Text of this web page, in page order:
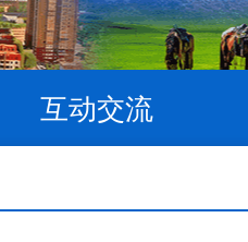
互动交流